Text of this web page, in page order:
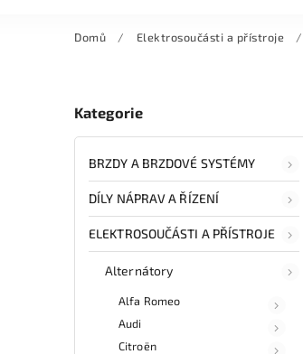
Domů / Elektrosoučásti a přístroje /
Kategorie
BRZDY A BRZDOVÉ SYSTÉMY
DÍLY NÁPRAV A ŘÍZENÍ
ELEKTROSOUČÁSTI A PŘÍSTROJE
Alternátory
Alfa Romeo
Audi
Citroën